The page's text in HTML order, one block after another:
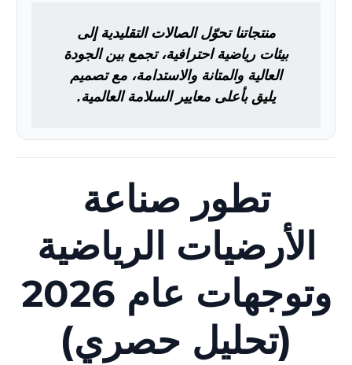
منتجاتنا تحوّل الصالات التقليدية إلى
بيئات رياضية احترافية، تجمع بين الجودة
العالية والمتانة والاستدامة، مع تصميم
يليق بأعلى معايير السلامة العالمية.
تطور صناعة
الأرضيات الرياضية
وتوجهات عام 2026
(تحليل حصري)